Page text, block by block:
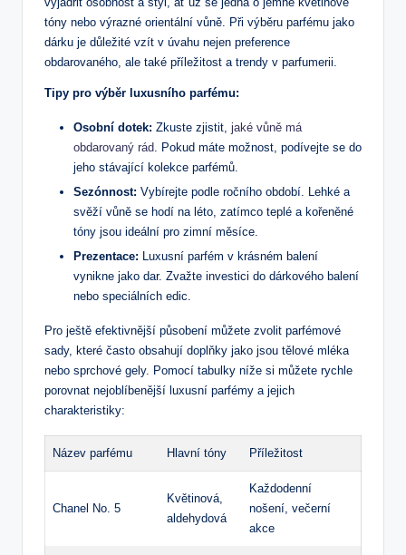
⁤tóny nebo výrazné orientální vůně. Při ⁣výběru parfému jako
dárku je ⁢důležité vzít v úvahu nejen ‌preference
obdarovaného, ale​ také⁢ příležitost a trendy​ v parfumerii.
Tipy pro výběr luxusního parfému:
Osobní‍ dotek: Zkuste zjistit, jaké vůně má
obdarovaný rád. Pokud máte možnost, podívejte se do
jeho​ stávající kolekce parfémů.
Sezónnost: Vybírejte ⁣podle ročního období. Lehké ⁢a
svěží​ vůně se hodí na léto, zatímco ⁤teplé a ‍kořeněné
tóny jsou ⁢ideální pro zimní ​měsíce.
Prezentace: Luxusní parfém⁤ v krásném⁤ balení
vynikne jako dar. Zvažte investici do⁤ dárkového‍ balení⁢
nebo speciálních edic.
Pro ještě efektivnější působení‍ můžete zvolit parfémové
sady, ‌které často obsahují doplňky jako jsou tělové‍ mléka⁢
nebo​ sprchové gely. Pomocí ​tabulky⁣ níže ‍si můžete ⁤rychle⁣
porovnat nejoblíbenější luxusní parfémy a ​jejich
charakteristiky:
Název ​parfému Hlavní ⁢tóny Příležitost
Chanel No. 5
Květinová,‍
aldehydová
Každodenní
nošení, večerní⁣
akce